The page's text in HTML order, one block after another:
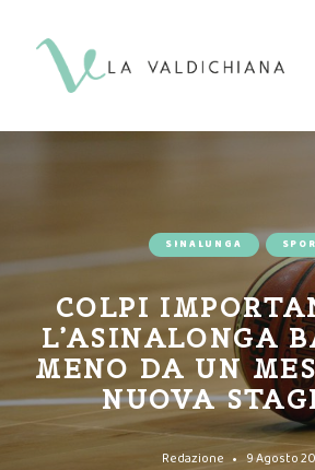
SINALUNGA
COLPI
L’ASINALONGA
MENO DA UN
NUOVA
Redazione 9 Agosto